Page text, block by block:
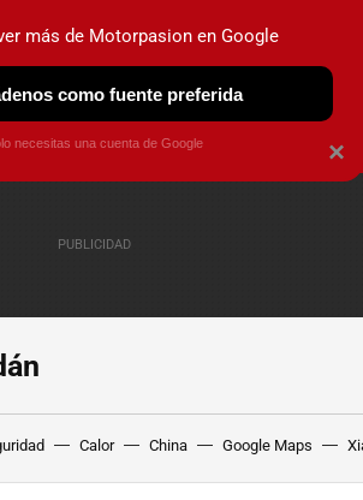
ELÉCTRICOS OBSERVATORIO
Calor China Google Maps
×
más de Motorpasion en Google
como fuente preferida
necesitas una cuenta de Google